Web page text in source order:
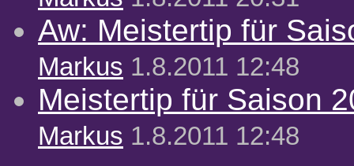
Aw: Meistertip für
Markus 1.8.2011 12:48
Meistertip für Saison
Markus 1.8.2011 12:48